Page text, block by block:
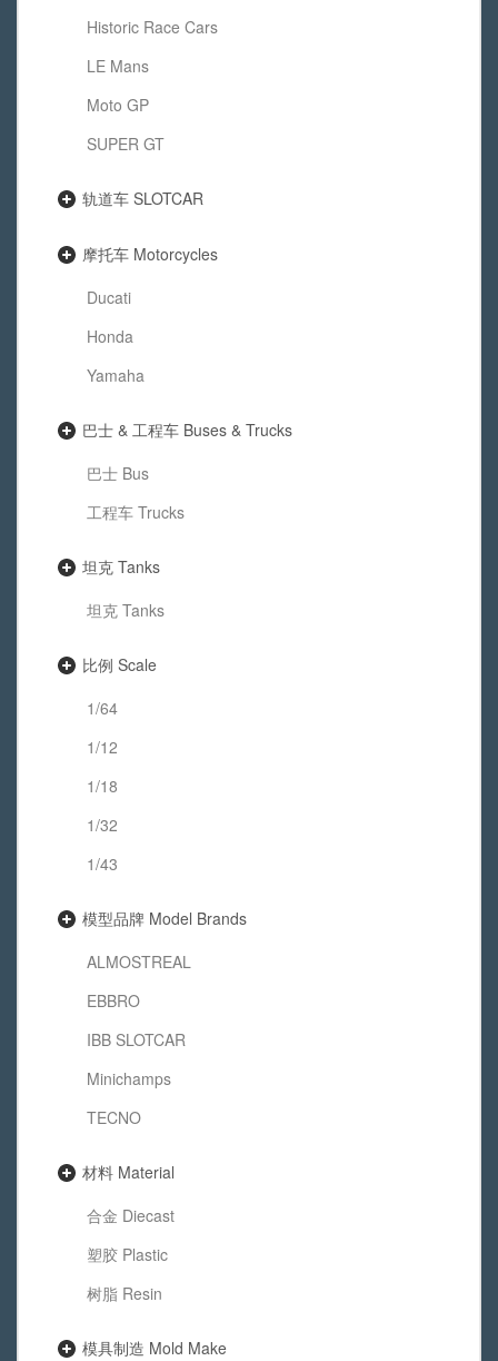
Historic Race Cars
LE Mans
Moto GP
SUPER GT
轨道车 SLOTCAR
摩托车 Motorcycles
Ducati
Honda
Yamaha
巴士 & 工程车 Buses & Trucks
巴士 Bus
工程车 Trucks
坦克 Tanks
坦克 Tanks
比例 Scale
1/64
1/12
1/18
1/32
1/43
模型品牌 Model Brands
ALMOSTREAL
EBBRO
IBB SLOTCAR
Minichamps
TECNO
材料 Material
合金 Diecast
塑胶 Plastic
树脂 Resin
模具制造 Mold Make